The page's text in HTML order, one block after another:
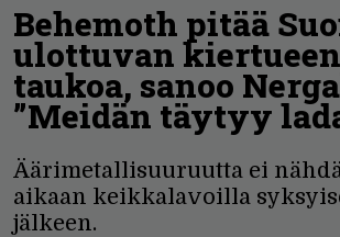
Behemoth pitää
ulottuvan
taukoa, sanoo
”Meidän täytyy
Äärimetallisuuruutta ei
aikaan keikkalavoilla
jälkeen.